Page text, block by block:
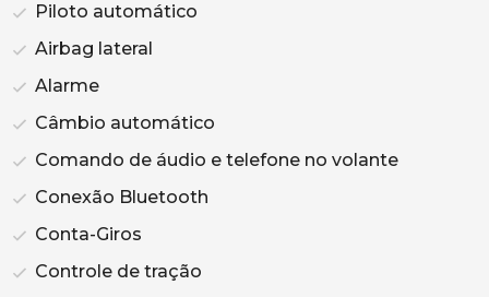
Piloto automático
Airbag lateral
Alarme
Câmbio automático
Comando de áudio e telefone no volante
Conexão Bluetooth
Conta-Giros
Controle de tração